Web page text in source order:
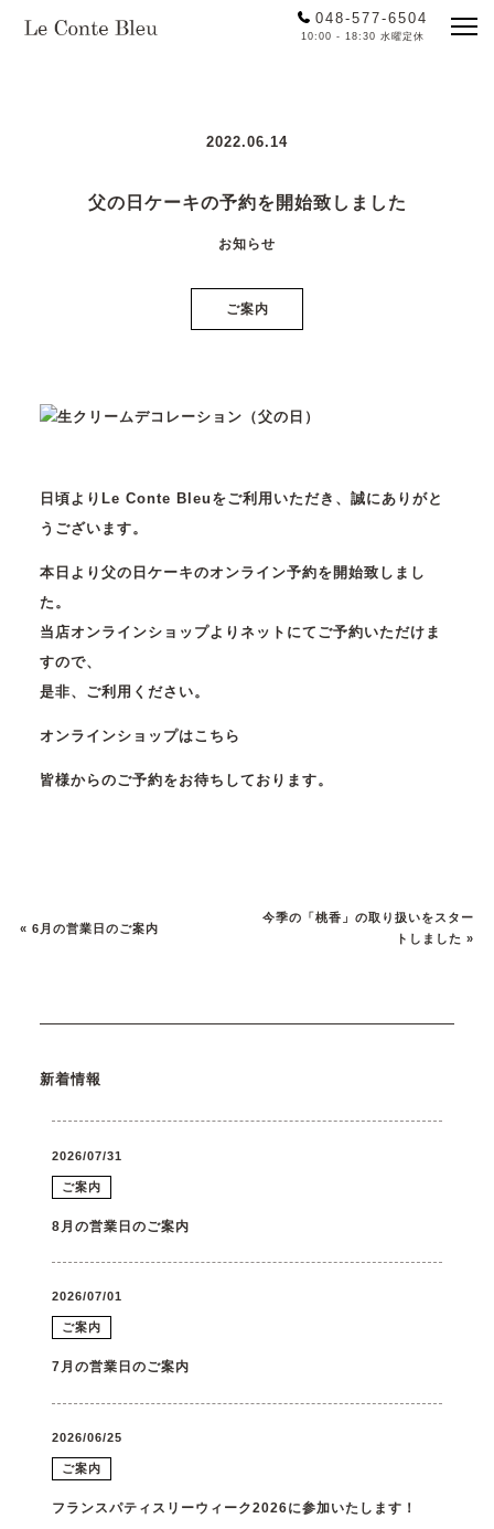
048-577-6504
10:00 - 18:30 水曜定休
2022.06.14
父の日ケーキの予約を開始致しました
お知らせ
ご案内
日頃よりLe Conte Bleuをご利用いただき、誠にありがと
うございます。
本日より父の日ケーキのオンライン予約を開始致しまし
た。
当店オンラインショップよりネットにてご予約いただけま
すので、
是非、ご利用ください。
オンラインショップはこちら
皆様からのご予約をお待ちしております。
« 6月の営業日のご案内
今季の「桃香」の取り扱いをスター
トしました »
新着情報
2026/07/31
ご案内
8月の営業日のご案内
2026/07/01
ご案内
7月の営業日のご案内
2026/06/25
ご案内
フランスパティスリーウィーク2026に参加いたします！